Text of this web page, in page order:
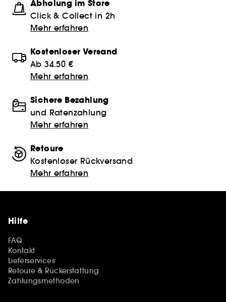
Abholung im Store
Click & Collect in 2h
Mehr erfahren
Kostenloser Versand
Ab 34.50 €
Mehr erfahren
Sichere Bezahlung
und Ratenzahlung
Mehr erfahren
Retoure
Kostenloser Rückversand
Mehr erfahren
Hilfe
FAQ
Kontakt
Lieferservices
Retoure & Rückerstattung
Zahlungsmethoden